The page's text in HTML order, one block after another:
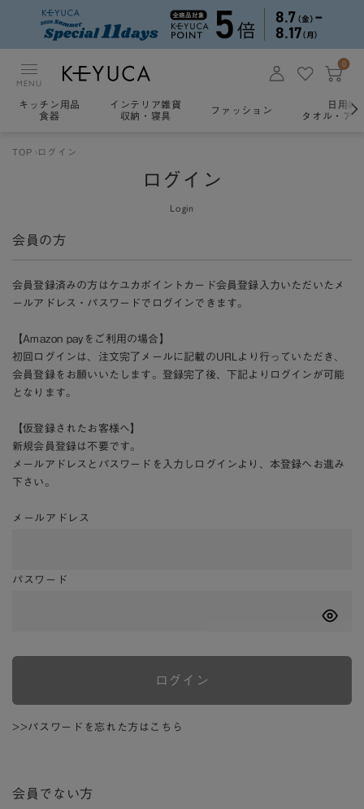
MENU
0
キッチン用品
食器
インテリア雑貨
収納・寝具
ファッション
日用雑
タオル・ア
TOP ログイン
ログイン
Login
会員の方
会員登録済みの方はケユカポイントカード会員登録入力いただいたメ
ールアドレス・パスワードでログインできます。
【Amazon payをご利用の場合】
初回ログインは、注文完了メールに記載のURLより行っていただき、
会員登録をお願いいたします。登録完了後、下記よりログインが可能
となります。
【仮登録されたお客様へ】
新規会員登録は不要です。
メールアドレスとパスワードを入力しログインより、本登録へお進み
下さい。
メールアドレス
パスワード
ログイン
>>パスワードを忘れた方はこちら
会員でない方